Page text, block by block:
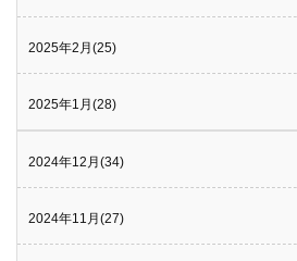
2025年2月(25)
2025年1月(28)
2024年12月(34)
2024年11月(27)